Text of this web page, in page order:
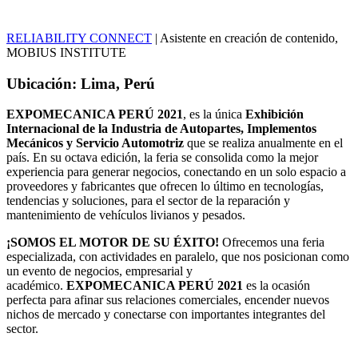
RELIABILITY CONNECT | Asistente en creación de contenido,
MOBIUS INSTITUTE
Ubicación: Lima, Perú
EXPOMECANICA PERÚ 2021, es la única Exhibición
Internacional de la Industria de Autopartes, Implementos
Mecánicos y Servicio Automotriz que se realiza anualmente en el
país. En su octava edición, la feria se consolida como la mejor
experiencia para generar negocios, conectando en un solo espacio a
proveedores y fabricantes que ofrecen lo último en tecnologías,
tendencias y soluciones, para el sector de la reparación y
mantenimiento de vehículos livianos y pesados.
¡SOMOS EL MOTOR DE SU ÉXITO! Ofrecemos una feria
especializada, con actividades en paralelo, que nos posicionan como
un evento de negocios, empresarial y
académico. EXPOMECANICA PERÚ 2021 es la ocasión
perfecta para afinar sus relaciones comerciales, encender nuevos
nichos de mercado y conectarse con importantes integrantes del
sector.